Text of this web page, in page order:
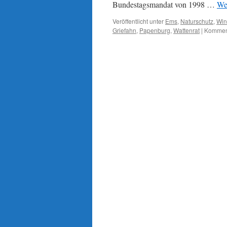
Bundestagsmandat von 1998 …
Veröffentlicht unter Ems, Naturschutz,
Griefahn, Papenburg, Wattenrat |